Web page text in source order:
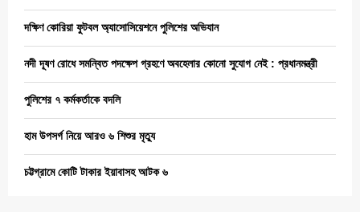
দক্ষিণ কোরিয়া ফুটবল অ্যাসোসিয়েশনে পুলিশের অভিযান
নদী দূষণ রোধে সমন্বিত পদক্ষেপ গ্রহণে অবহেলার কোনো সুযোগ নেই : প্রধানমন্ত্রী
পুলিশের ৭ কর্মকর্তাকে বদলি
হাম উপসর্গ নিয়ে আরও ৬ শিশুর মৃত্যু
চট্টগ্রামে কোটি টাকার ইয়াবাসহ আটক ৬